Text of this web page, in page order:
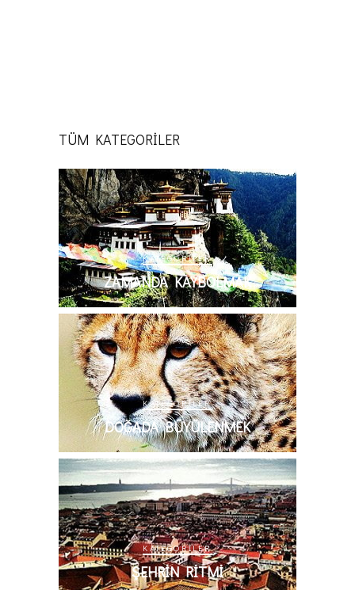
TÜM KATEGORİLER
KATEGORILER
ZAMANDA KAYBOLMAK
KATEGORILER
DOĞADA BÜYÜLENMEK
KATEGORILER
ŞEHRIN RITMI